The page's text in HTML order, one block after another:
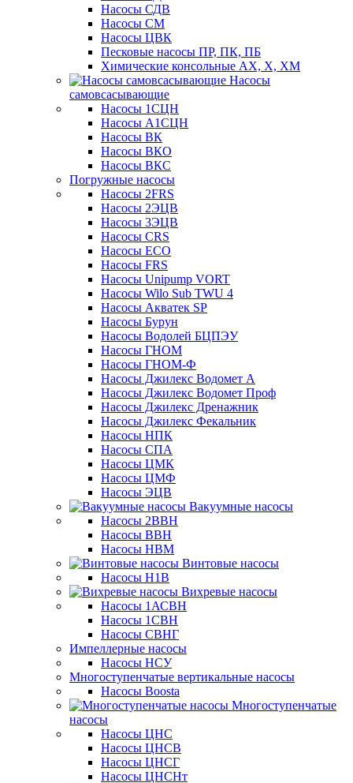
Насосы СДВ
Насосы СМ
Насосы ЦВК
Песковые насосы ПР, ПК, ПБ
Химические консольные АХ, Х, ХМ
Насосы
самовсасывающие
Насосы 1СЦН
Насосы А1СЦН
Насосы ВК
Насосы ВКО
Насосы ВКС
Погружные насосы
Насосы 2FRS
Насосы 2ЭЦВ
Насосы 3ЭЦВ
Насосы CRS
Насосы ECO
Насосы FRS
Насосы Unipump VORT
Насосы Wilo Sub TWU 4
Насосы Акватек SP
Насосы Бурун
Насосы Водолей БЦПЭУ
Насосы ГНОМ
Насосы ГНОМ-Ф
Насосы Джилекс Водомет А
Насосы Джилекс Водомет Проф
Насосы Джилекс Дренажник
Насосы Джилекс Фекальник
Насосы НПК
Насосы СПА
Насосы ЦМК
Насосы ЦМФ
Насосы ЭЦВ
Вакуумные насосы
Насосы 2ВВН
Насосы ВВН
Насосы НВМ
Винтовые насосы
Насосы Н1В
Вихревые насосы
Насосы 1АСВН
Насосы 1СВН
Насосы СВНГ
Импеллерные насосы
Насосы НСУ
Многоступенчатые вертикальные насосы
Насосы Boosta
Многоступенчатые
насосы
Насосы ЦНС
Насосы ЦНСВ
Насосы ЦНСГ
Насосы ЦНСНт